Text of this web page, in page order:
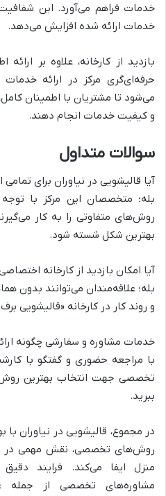
خدمات فراهم می‌آورد. این
خدمات ارائه شده افزایش می‌دهد.
بازدید از کارخانه، علاوه بر
حرفه‌ای‌گری مرکز در ارائه
می‌شود تا مشتریان با اطمینان
و کیفیت خدمات انجام دهند.
سوالات متداول
آیا قالیشویی در نیاوران برای
بله؛ متخصصان این مرکز با توجه
روش‌های متفاوتی را به کار
بهترین شکل شسته شود.
آیا امکان بازدید از کارخانه
بله؛ علاقه‌مندان می‌توانند بدون
و روند کار در کارخانه «قالیشویی
خدمات مشاوره و سفارشی چگونه
با مراجعه حضوری و گفتگو با
تخصصی جهت انتخاب بهترین روش
ببرید.
در مجموع، قالیشویی در نیاوران با
روش‌های تخصصی، نقش مهمی در
منزل ایفا می‌کند. فرایند
مشاوره‌های تخصصی از جمله